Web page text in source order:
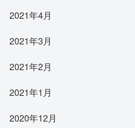
2021年4月
2021年3月
2021年2月
2021年1月
2020年12月